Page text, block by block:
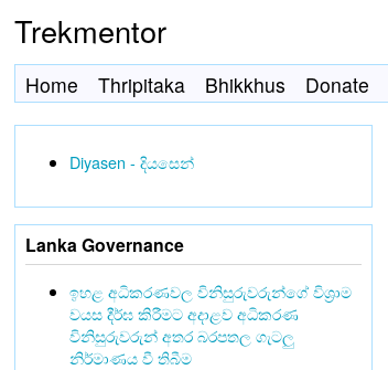
Trekmentor
Home Thripitaka Bhikkhus Donate
Diyasen - දියසෙන්
Lanka Governance
ඉහළ අධිකරණවල විනිසුරුවරුන්ගේ විශ්‍රාම
වයස දීර්ඝ කිරීමට අදාළව අධිකරණ
විනිසුරුවරුන් අතර බරපතල ගැටලු
නිර්මාණය වී තිබීම